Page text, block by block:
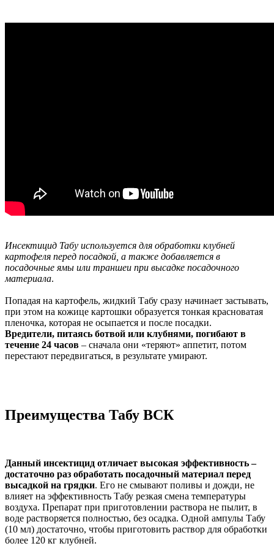
Инсектицид Табу используется для обработки клубней
картофеля перед посадкой, а также добавляется в
посадочные ямы или траншеи при высадке посадочного
материала.
Попадая на картофель, жидкий Табу сразу начинает застывать,
при этом на кожице картошки образуется тонкая красноватая
пленочка, которая не осыпается и после посадки.
Вредители, питаясь ботвой или клубнями, погибают в
течение 24 часов – сначала они «теряют» аппетит, потом
перестают передвигаться, в результате умирают.
Преимущества Табу ВСК
Данный инсектицид отличает высокая эффективность –
достаточно раз обработать посадочный материал перед
высадкой на грядки. Его не смывают поливы и дожди, не
влияет на эффективность Табу резкая смена температуры
воздуха. Препарат при приготовлении раствора не пылит, в
воде растворяется полностью, без осадка. Одной ампулы Табу
(10 мл) достаточно, чтобы приготовить раствор для обработки
более 120 кг клубней.